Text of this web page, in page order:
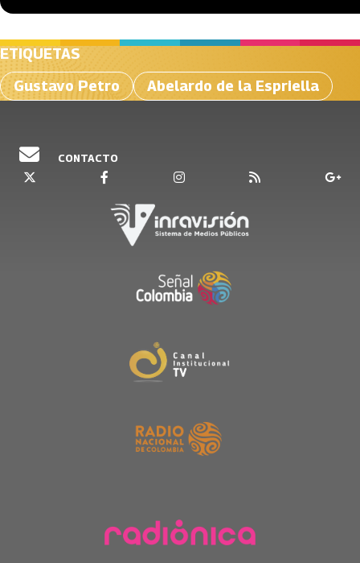
ETIQUETAS
Gustavo Petro
Abelardo de la Espriella
CONTACTO